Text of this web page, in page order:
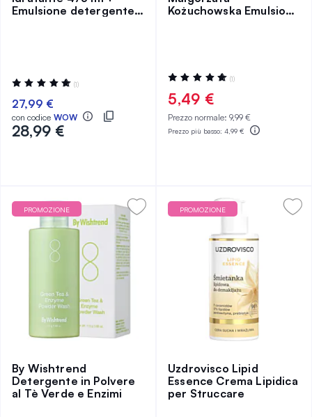
Emulsione detergente
Valutazione:
100%
(1)
27,99 €
con codice WOW
28,99 €
Kożuchowska Emulsione
Valutazione:
100%
(1)
5,49 €
Prezzo normale: 9,99 €
Prezzo più basso: 4,99 €
PROMOZIONE
By Wishtrend
Detergente in Polvere
al Tè Verde e Enzimi
PROMOZIONE
Uzdrovisco Lipid
Essence Crema Lipidica
per Struccare